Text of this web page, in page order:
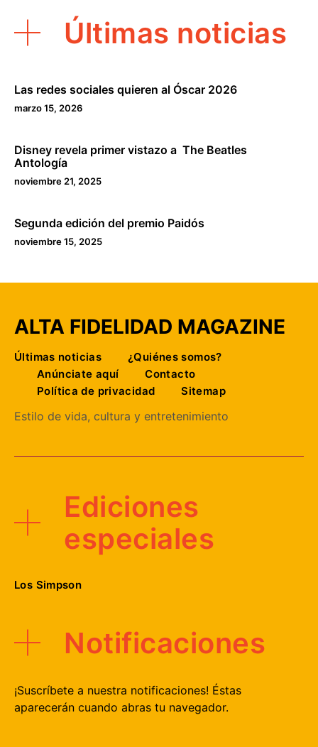
Últimas noticias
Las redes sociales quieren al Óscar 2026
marzo 15, 2026
Disney revela primer vistazo a The Beatles
Antología
noviembre 21, 2025
Segunda edición del premio Paidós
noviembre 15, 2025
ALTA FIDELIDAD MAGAZINE
Últimas noticias
¿Quiénes somos?
Anúnciate aquí
Contacto
Política de privacidad
Sitemap
Estilo de vida, cultura y entretenimiento
Ediciones
especiales
Los Simpson
Notificaciones
¡Suscríbete a nuestra notificaciones! Éstas
aparecerán cuando abras tu navegador.